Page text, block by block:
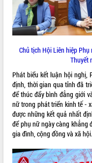
Khơi thông điểm nghẽn, đẩy
giải ngân vốn khắc phục thiên tai
HĐND tỉnh thông qua điều chỉnh
hoạch tỉnh thời kỳ 2021-2030
Hội thảo góp ý hồ sơ điều chỉnh
hoạch tỉnh Đắk Lắk thời kỳ 2021-
tầm nhìn đến năm 2050
Nâng cao hiệu quả hoạt động
doanh nghiệp nhà nước
Hội nghị triển khai kết nối mạng
truyền số liệu chuyên dùng phục
quan Đảng, Nhà nước
tay làm sạch môi trường
Chủ tịch Hội Liên hiệp Phụ
Thuyết
Phát biểu kết luận hội nghị,
định, thời gian qua tỉnh đã
để thúc đẩy bình đẳng giới
nữ trong phát triển kinh tế -
được những kết quả nhất
để phụ nữ ngày càng khẳng
gia đình, cộng đồng và xã hội.